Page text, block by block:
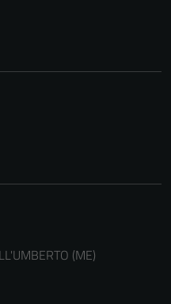
(ME)
funzionamento
disabilitati.